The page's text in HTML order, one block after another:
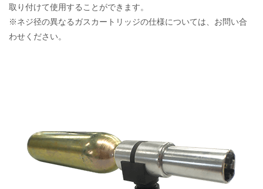
取り付けて使用することができます。
※ネジ径の異なるガスカートリッジの仕様については、お問い合
わせください。